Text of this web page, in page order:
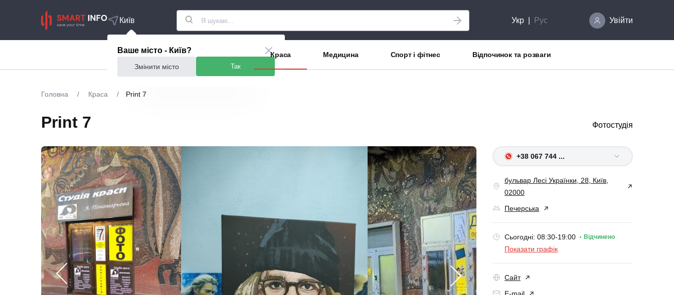
Київ
Ваше місто - Київ?
Змінити місто Так
Укр Рус Увійти
Акції Їжа та ресторани Краса Медицина Спорт і фітнес Відпочинок та розваги
Головна / Краса / Print 7
Print 7 Фотостудія
+38 067 744 ...
бульвар Лесі Українки, 28, Київ,
02000
Печерська
Сьогодні: 08:30-19:00 Відчинено
Показати графік
Сайт